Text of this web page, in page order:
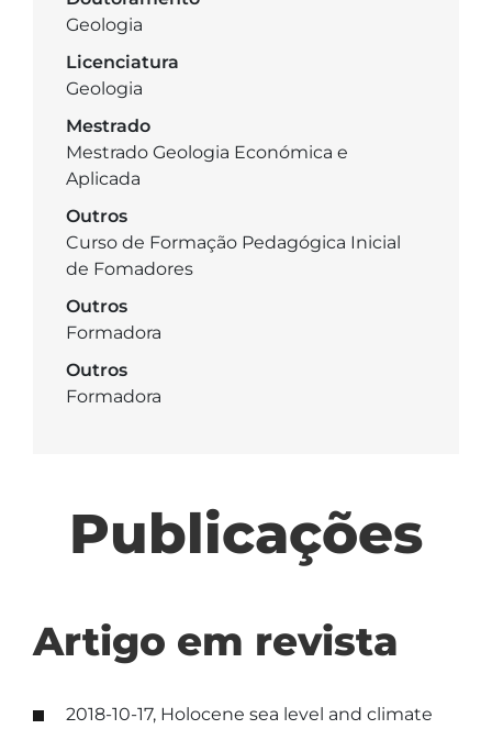
Geologia
Licenciatura
Geologia
Mestrado
Mestrado Geologia Económica e
Aplicada
Outros
Curso de Formação Pedagógica Inicial
de Fomadores
Outros
Formadora
Outros
Formadora
Publicações
Artigo em revista
2018-10-17, Holocene sea level and climate